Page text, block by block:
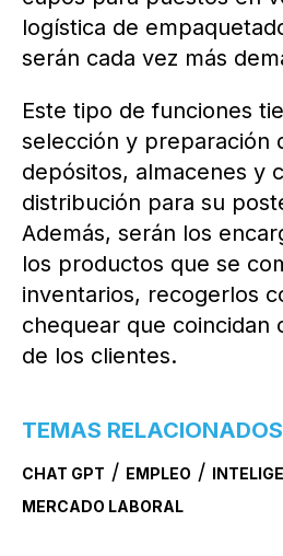
logística de
serán cada vez más
Este tipo de funciones
selección y preparación
depósitos, almacenes y
distribución para su
Además, serán los
los productos que se
inventarios, recogerlos
chequear que coincidan
de los clientes.
TEMAS RELACIONADOS
CHAT GPT / EMPLEO /
MERCADO LABORAL